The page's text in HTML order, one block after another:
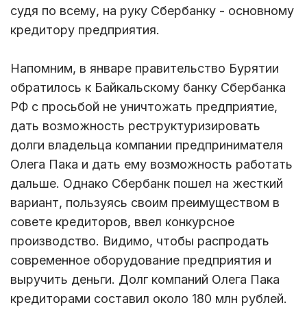
судя по всему, на руку Сбербанку - основному
кредитору предприятия.
Напомним, в январе правительство Бурятии
обратилось к Байкальскому банку Сбербанка
РФ с просьбой не уничтожать предприятие,
дать возможность реструктуризировать
долги владельца компании предпринимателя
Олега Пака и дать ему возможность работать
дальше. Однако Сбербанк пошел на жесткий
вариант, пользуясь своим преимуществом в
совете кредиторов, ввел конкурсное
производство. Видимо, чтобы распродать
современное оборудование предприятия и
выручить деньги. Долг компаний Олега Пака
кредиторами составил около 180 млн рублей.